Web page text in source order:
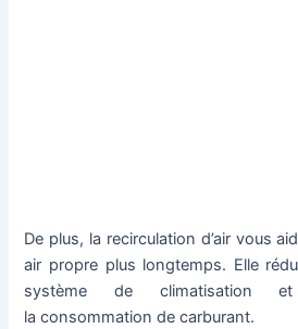
De plus, la recirculation d’air vous
air propre plus longtemps. Elle
système de climatisation
la consommation de carburant.